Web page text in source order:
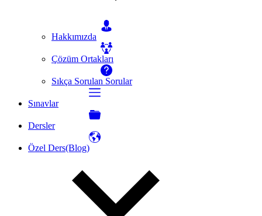
Hakkımızda
Çözüm Ortakları
Sıkça Sorulan Sorular
Sınavlar
Dersler
Özel Ders(Blog)